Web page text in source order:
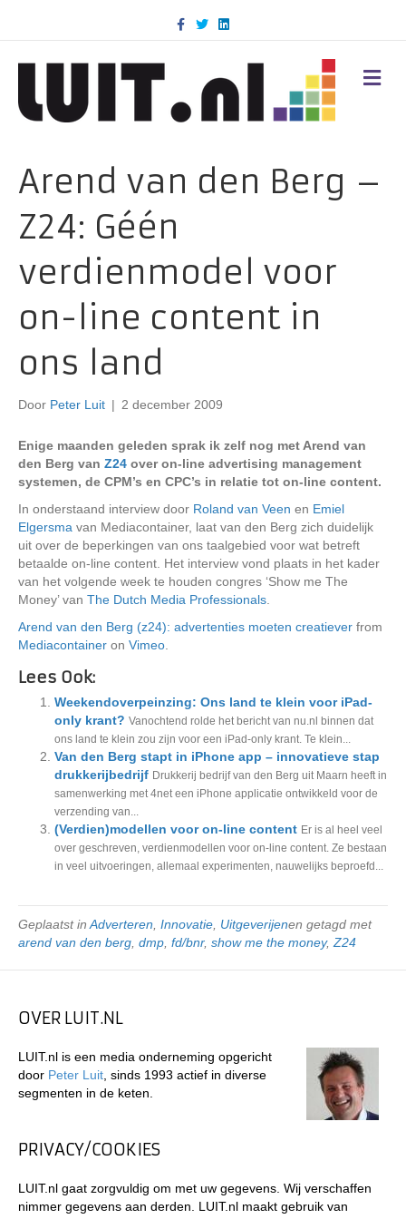
c
k
T
w
i
n
d
M
E
Arend van den Berg –
Z24: Géén
verdienmodel voor
on-line content in
ons land
Door Peter Luit | 2 december 2009
Enige maanden geleden sprak ik zelf nog met Arend van
den Berg van Z24 over on-line advertising management
systemen, de CPM’s en CPC’s in relatie tot on-line content.
In onderstaand interview door Roland van Veen en Emiel
Elgersma van Mediacontainer, laat van den Berg zich duidelijk
uit over de beperkingen van ons taalgebied voor wat betreft
betaalde on-line content. Het interview vond plaats in het kader
van het volgende week te houden congres ‘Show me The
Money’ van The Dutch Media Professionals
Arend van den Berg (z24): advertenties moeten creatiever from
Mediacontainer on Vimeo
Lees Ook:
Weekendoverpeinzing: Ons land te klein voor iPad-
only krant? Vanochtend rolde het bericht van nu.nl binnen dat
ons land te klein zou zijn voor een iPad-only krant. Te klein...
Van den Berg stapt in iPhone app – innovatieve stap
drukkerijbedrijf Drukkerij bedrijf van den Berg uit Maarn heeft in
samenwerking met 4net een iPhone applicatie ontwikkeld voor de
verzending van...
(Verdien)modellen voor on-line content Er is al heel veel
over geschreven, verdienmodellen voor on-line content. Ze bestaan
in veel uitvoeringen, allemaal experimenten, nauwelijks beproefd...
Geplaatst in Adverteren Innovatie Uitgeverijenen getagd met
arend van den berg dmp fd/bnr, show me the money, Z24
OVER LUIT.NL
LUIT.nl is een media onderneming opgericht
door Peter Luit , sinds 1993 actief in diverse
segmenten in de keten.
PRIVACY/COOKIES
LUIT.nl gaat zorgvuldig om met uw gegevens. Wij verschaffen
nimmer gegevens aan derden. LUIT.nl maakt gebruik van